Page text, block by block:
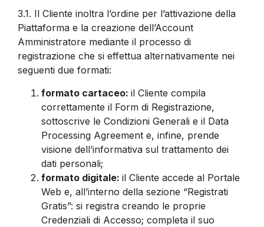
3.1. Il Cliente inoltra l’ordine per l’attivazione della
Piattaforma e la creazione dell’Account
Amministratore mediante il processo di
registrazione che si effettua alternativamente nei
seguenti due formati:
formato cartaceo: il Cliente compila
correttamente il Form di Registrazione,
sottoscrive le Condizioni Generali e il Data
Processing Agreement e, infine, prende
visione dell’informativa sul trattamento dei
dati personali;
formato digitale: il Cliente accede al Portale
Web e, all’interno della sezione “Registrati
Gratis”: si registra creando le proprie
Credenziali di Accesso; completa il suo